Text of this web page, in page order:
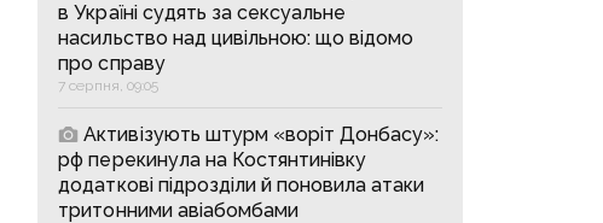
в Україні судять за сексуальне
насильство над цивільною: що відомо
про справу
7 серпня, 09:05
Активізують штурм «воріт Донбасу»:
рф перекинула на Костянтинівку
додаткові підрозділи й поновила атаки
тритонними авіабомбами